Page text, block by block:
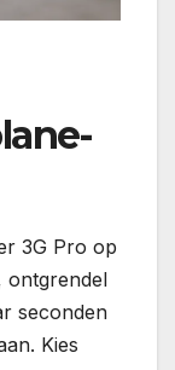
3G Pro op
ontgrendel
seconden
Kies